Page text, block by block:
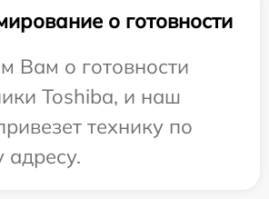
о готовности
Вам о готовности
Toshiba, и наш
технику по
адресу.